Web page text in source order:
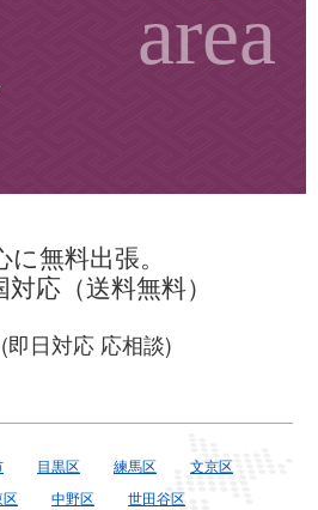
無料出張。
応（送料無料）
日対応 応相談)
目黒区 練馬区
文京区
区 中野区
世田谷区